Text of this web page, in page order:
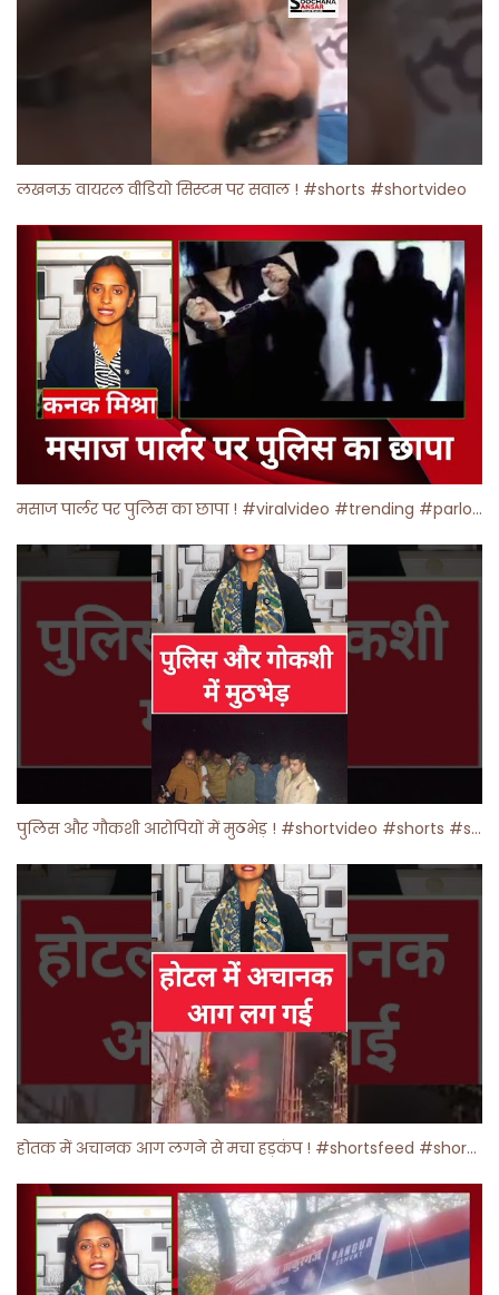
लखनऊ वायरल वीडियो सिस्टम पर सवाल ! #shorts #shortvideo
मसाज पार्लर पर पुलिस का छापा ! #viralvideo #trending #parlour
पुलिस और गौकशी आरोपियों में मुठभेड़ ! #shortvideo #shorts #shortsfeed
होतक में अचानक आग लगने से मचा हड़कंप ! #shortsfeed #shorts #viralshorts